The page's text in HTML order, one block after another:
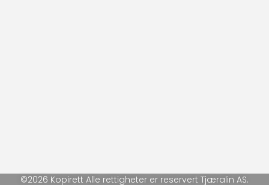
©2026 Kopirett Alle rettigheter er reservert Tjæralin AS.